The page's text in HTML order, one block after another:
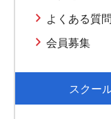
よくある質問
会員募集
スクー